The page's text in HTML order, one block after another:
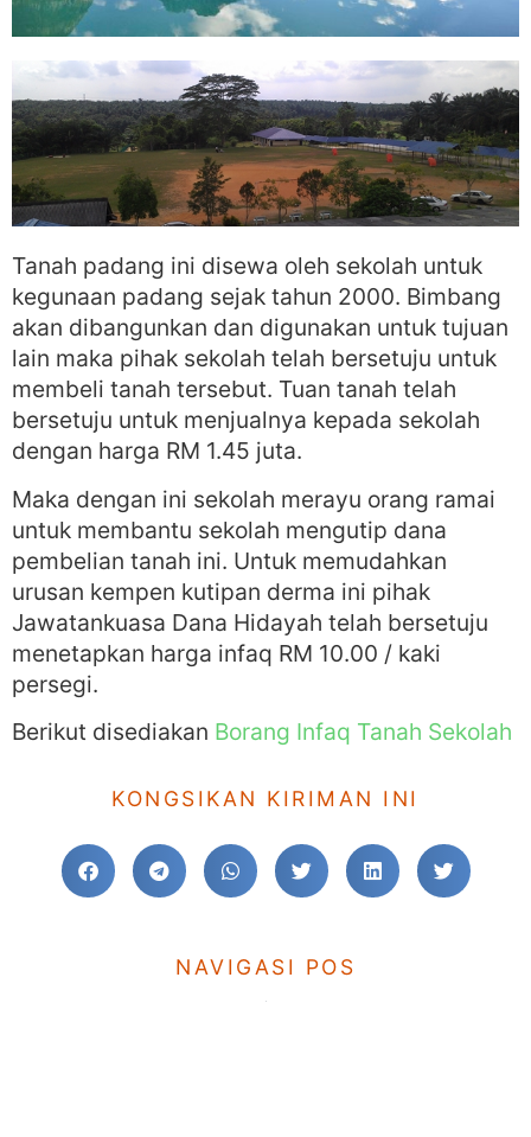
Tanah padang ini disewa oleh sekolah untuk
kegunaan padang sejak tahun 2000. Bimbang
akan dibangunkan dan digunakan untuk tujuan
lain maka pihak sekolah telah bersetuju untuk
membeli tanah tersebut. Tuan tanah telah
bersetuju untuk menjualnya kepada sekolah
dengan harga RM 1.45 juta.
Maka dengan ini sekolah merayu orang ramai
untuk membantu sekolah mengutip dana
pembelian tanah ini. Untuk memudahkan
urusan kempen kutipan derma ini pihak
Jawatankuasa Dana Hidayah telah bersetuju
menetapkan harga infaq RM 10.00 / kaki
persegi.
Berikut disediakan Borang Infaq Tanah Sekolah
KONGSIKAN KIRIMAN INI
NAVIGASI POS